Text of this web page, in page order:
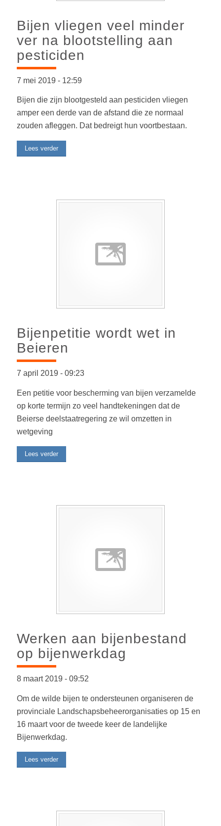
Bijen vliegen veel minder
ver na blootstelling aan
pesticiden
7 mei 2019 -12:59
Bijen die zijn blootgesteld aan pesticiden vliegen
amper een derde van de afstand die ze normaal
zouden afleggen. Dat bedreigt hun voortbestaan.
Lees verder
Bijenpetitie wordt wet in
Beieren
7 april 2019 -09:23
Een petitie voor bescherming van bijen verzamelde
op korte termijn zo veel handtekeningen dat de
Beierse deelstaatregering ze wil omzetten in
wetgeving
Lees verder
Werken aan bijenbestand
op bijenwerkdag
8 maart 2019 -09:52
Om de wilde bijen te ondersteunen organiseren de
provinciale Landschapsbeheerorganisaties op 15 en
16 maart voor de tweede keer de landelijke
Bijenwerkdag.
Lees verder